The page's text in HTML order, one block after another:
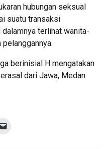
hubungan seksual
suatu transaksi
dalamnya terlihat wanita-
berinisial H mengatakan
dari Jawa, Medan